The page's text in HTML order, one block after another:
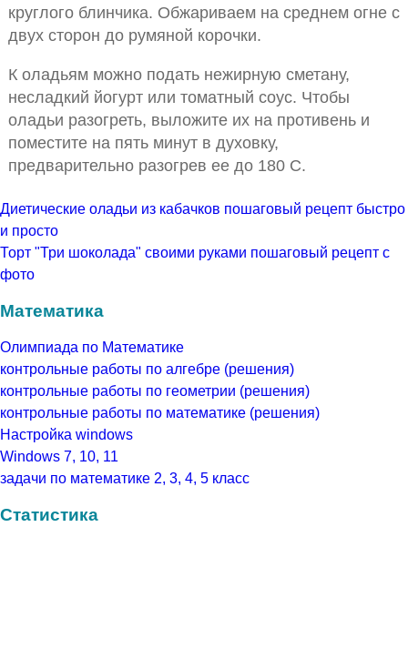
круглого блинчика. Обжариваем на среднем огне с
двух сторон до румяной корочки.
К оладьям можно подать нежирную сметану,
несладкий йогурт или томатный соус. Чтобы
оладьи разогреть, выложите их на противень и
поместите на пять минут в духовку,
предварительно разогрев ее до 180 С.
Диетические оладьи из кабачков пошаговый рецепт быстро
и просто
Торт "Три шоколада" своими руками пошаговый рецепт с
фото
Математика
Олимпиада по Математике
контрольные работы по алгебре (решения)
контрольные работы по геометрии (решения)
контрольные работы по математике (решения)
Настройка windows
Windows 7, 10, 11
задачи по математике 2, 3, 4, 5 класс
Статистика